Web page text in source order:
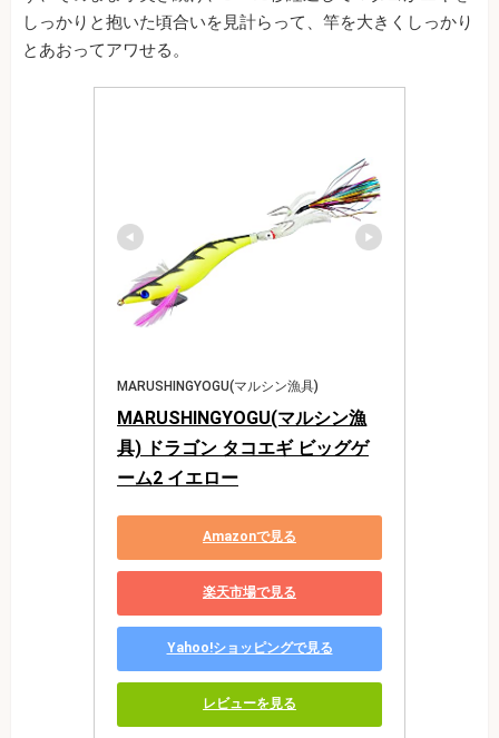
しっかりと抱いた頃合いを見計らって、竿を大きくしっかり
とあおってアワせる。
MARUSHINGYOGU(マルシン漁具)
MARUSHINGYOGU(マルシン漁
具) ドラゴン タコエギ ビッグゲ
ーム2 イエロー
Amazonで見る
楽天市場で見る
Yahoo!ショッピングで見る
レビューを見る